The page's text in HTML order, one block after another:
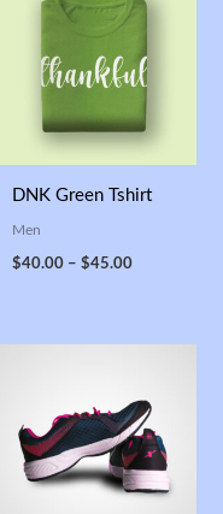
DNK Green Tshirt
Men
$40.00 – $45.00
$40.00